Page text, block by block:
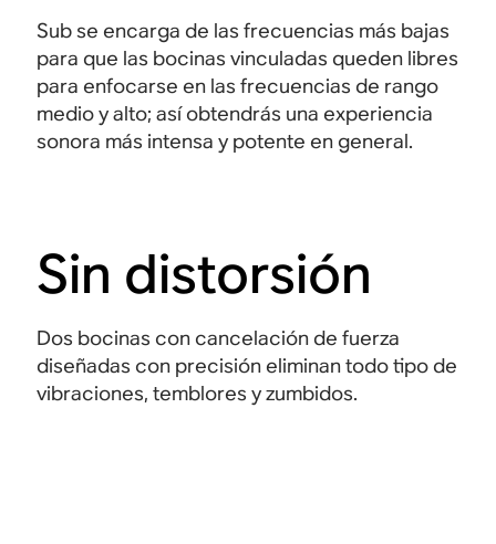
Sub se encarga de las frecuencias más bajas
para que las bocinas vinculadas queden libres
para enfocarse en las frecuencias de rango
medio y alto; así obtendrás una experiencia
sonora más intensa y potente en general.
Sin distorsión
Dos bocinas con cancelación de fuerza
diseñadas con precisión eliminan todo tipo de
vibraciones, temblores y zumbidos.